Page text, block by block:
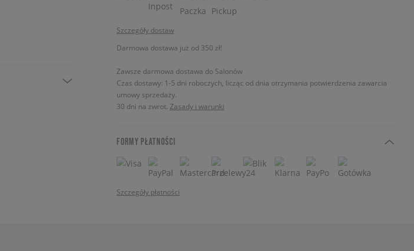
Szczegóły dostaw
Darmowa dostawa już od 350 zł!
Zawsze darmowa dostawa do Salonów
Czas dostawy: 1-5 dni roboczych, licząc od dnia otrzymania potwierdzenia zawarcia
umowy sprzedaży.
30 dni na zwrot. Zasady i warunki
FORMY PŁATNOŚCI
Szczegóły płatności